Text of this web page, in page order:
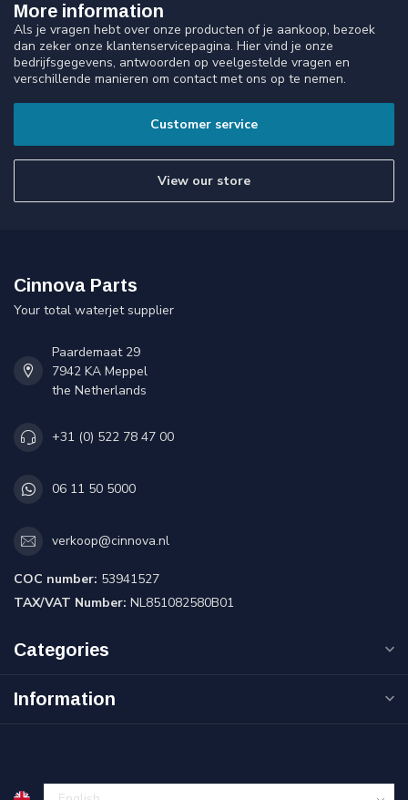
More information
Als je vragen hebt over onze producten of je aankoop, bezoek
dan zeker onze klantenservicepagina. Hier vind je onze
bedrijfsgegevens, antwoorden op veelgestelde vragen en
verschillende manieren om contact met ons op te nemen.
Customer service
View our store
Cinnova Parts
Your total waterjet supplier
Paardemaat 29
7942 KA Meppel
the Netherlands
+31 (0) 522 78 47 00
06 11 50 5000
verkoop@cinnova.nl
COC number: 53941527
TAX/VAT Number: NL851082580B01
Categories
Information